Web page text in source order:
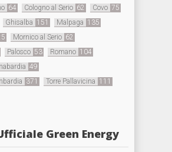
64 Cologno al Serio 62 Covo 75
Ghisalba 151 Malpaga 135
Mornico al Serio 62
Palosco 53 Romano 104
49
371 Torre Pallavicina 111
Green Energy